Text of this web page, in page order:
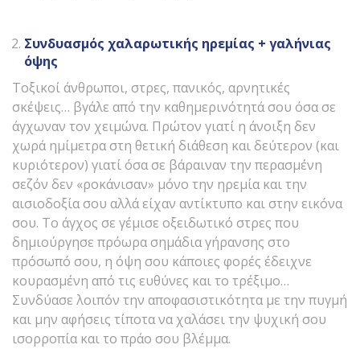
Συνδυασμός χαλαρωτικής ηρεμίας + γαλήνιας
όψης
Τοξικοί άνθρωποι, στρες, πανικός, αρνητικές
σκέψεις… βγάλε από την καθημερινότητά σου όσα σε
άγχωναν τον χειμώνα. Πρώτον γιατί η άνοιξη δεν
χωρά ημίμετρα στη θετική διάθεση και δεύτερον (και
κυριότερον) γιατί όσα σε βάραιναν την περασμένη
σεζόν δεν «ροκάνισαν» μόνο την ηρεμία και την
αισιοδοξία σου αλλά είχαν αντίκτυπο και στην εικόνα
σου. Το άγχος σε γέμισε οξειδωτικό στρες που
δημιούργησε πρόωρα σημάδια γήρανσης στο
πρόσωπό σου, η όψη σου κάποιες φορές έδειχνε
κουρασμένη από τις ευθύνες και το τρέξιμο…
Συνδύασε λοιπόν την αποφασιστικότητα με την πυγμή
και μην αφήσεις τίποτα να χαλάσει την ψυχική σου
ισορροπία και το πράο σου βλέμμα.